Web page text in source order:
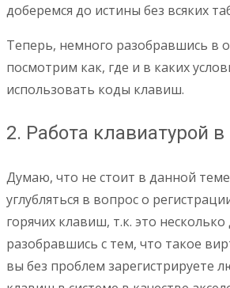
доберемся до истины без всяких
Теперь, немного разобравшись в
посмотрим как, где и в каких
использовать коды клавиш.
2. Работа клавиатурой
Думаю, что не стоит в данной
углубляться в вопрос о
горячих клавиш, т.к. это
разобравшись с тем, что такое
вы без проблем зарегистрируете